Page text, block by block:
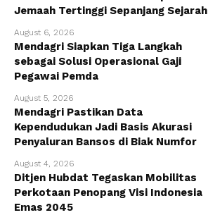
Jemaah Tertinggi Sepanjang Sejarah
August 6, 2026
Mendagri Siapkan Tiga Langkah
sebagai Solusi Operasional Gaji
Pegawai Pemda
August 5, 2026
Mendagri Pastikan Data
Kependudukan Jadi Basis Akurasi
Penyaluran Bansos di Biak Numfor
August 4, 2026
Ditjen Hubdat Tegaskan Mobilitas
Perkotaan Penopang Visi Indonesia
Emas 2045